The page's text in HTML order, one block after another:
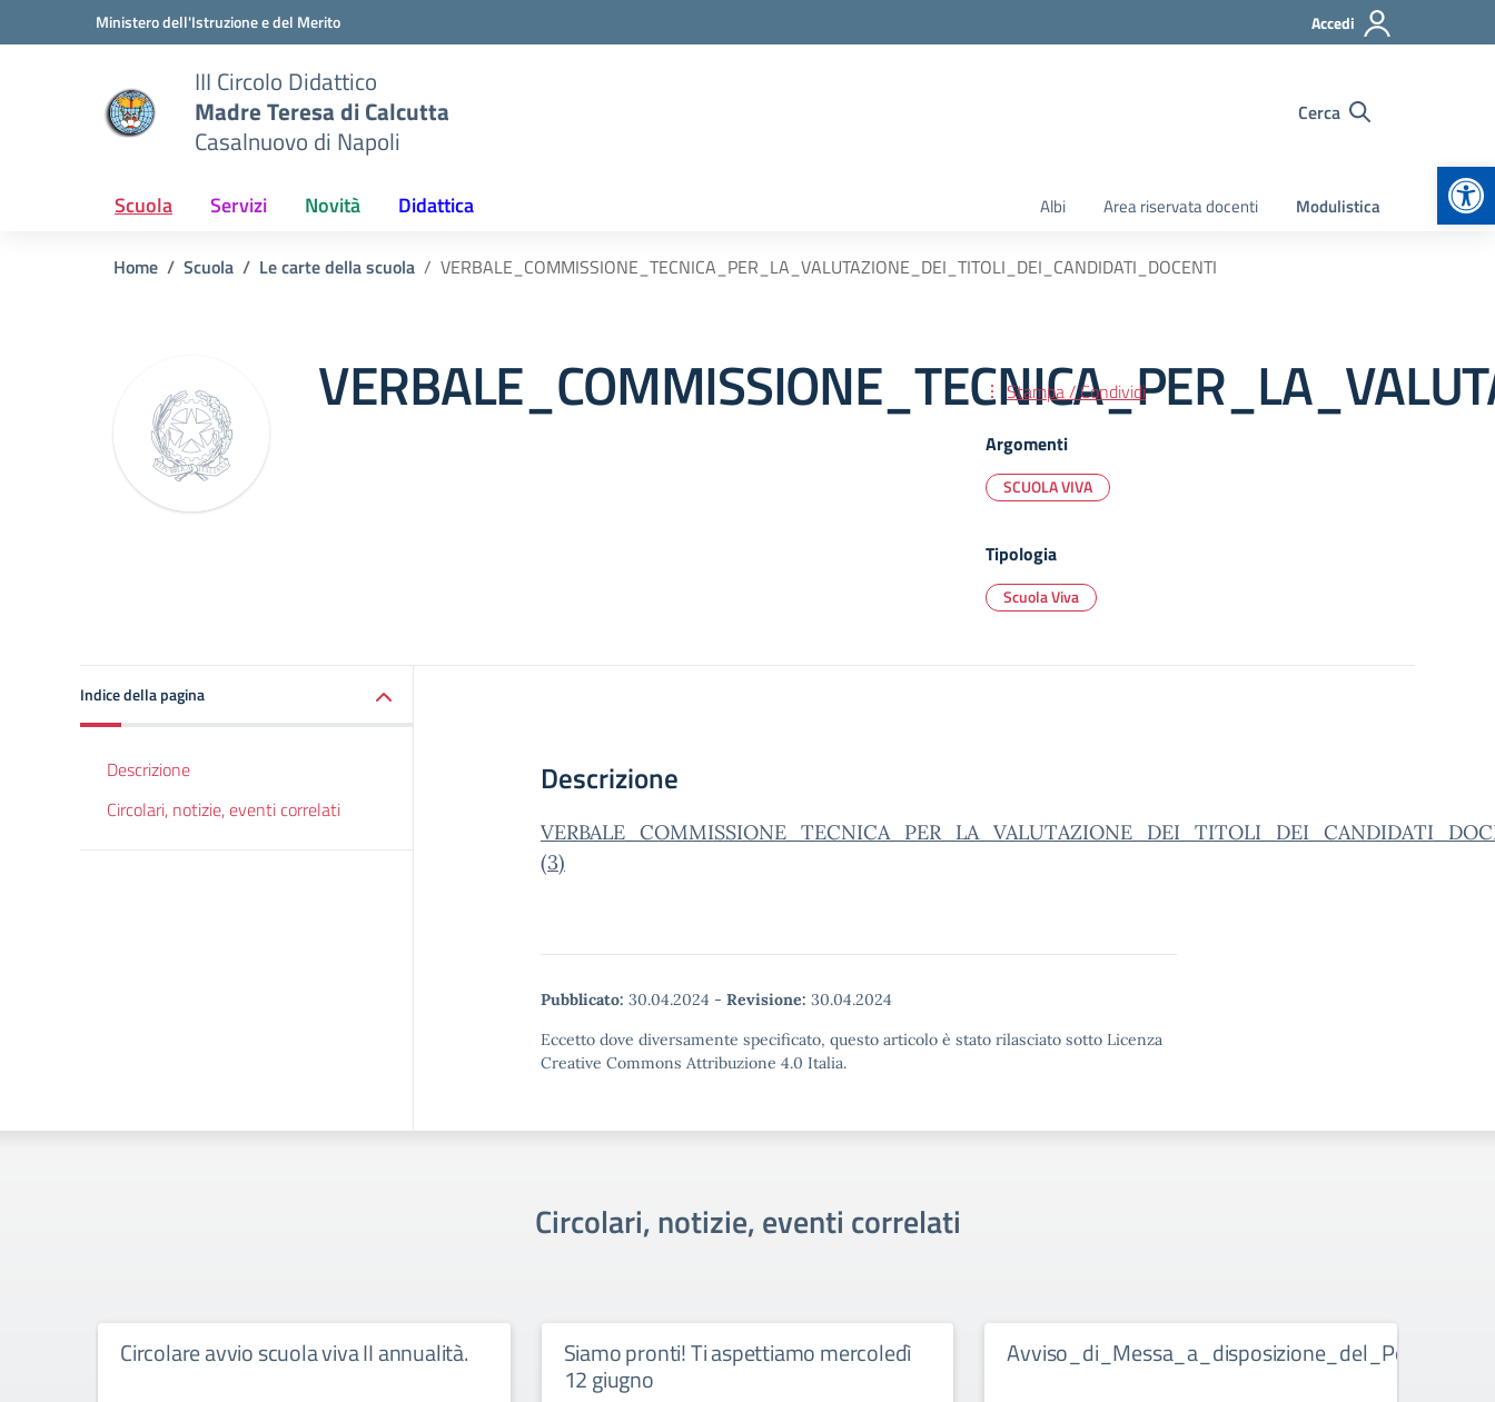
Vai ai contenuti
Vai al menu di navigazioneMinistero dell'Istruzione e del Merito Accedi
III Circolo Didattico
Madre Teresa di Calcutta
Casalnuovo di Napoli
Cerca
Scuola Servizi Novità Didattica Albi Area riservata docenti Modulistica
Home Scuola Le carte della scuola VERBALE_COMMISSIONE_TECNICA_PER_LA_VALUTAZIONE_DEI_TITOLI_DEI_CANDIDATI_DOCENTI
Stampa / Condividi
Argomenti
SCUOLA VIVA
Tipologia
Scuola Viva
Indice della pagina
Descrizione
Circolari, notizie, eventi correlati
Descrizione
(3)
Pubblicato: 30.04.2024 - Revisione: 30.04.2024
Eccetto dove diversamente specificato, questo articolo è stato rilasciato sotto Licenza
Creative Commons Attribuzione 4.0 Italia.
Circolari, notizie, eventi correlati
Circolare avvio scuola viva II annualità. Siamo pronti! Ti aspettiamo mercoledì
12 giugno